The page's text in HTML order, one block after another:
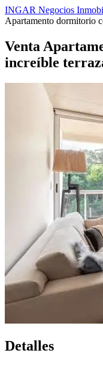
INGAR Negocios
Apartamento dormitorio
Venta
increíble
Detalles